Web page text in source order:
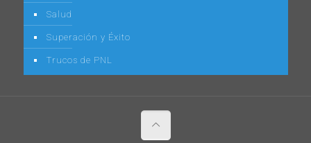
Salud
Superación y Éxito
Trucos de PNL